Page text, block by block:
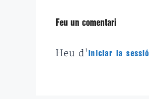
Feu un comentari
Heu d'iniciar la sessió